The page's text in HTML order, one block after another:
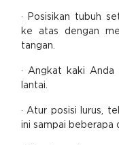
· Posisikan tubuh
ke atas dengan
tangan.
· Angkat kaki Anda
lantai.
· Atur posisi lurus,
ini sampai beberapa